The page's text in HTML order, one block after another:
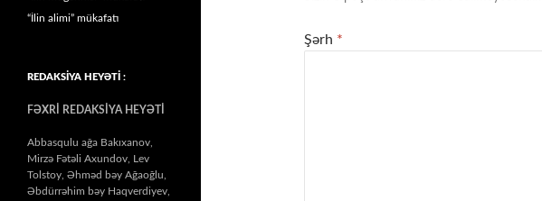
Şərh *
“İlin alimi” mükafatı
REDAKSİYA HEYƏTİ :
FƏXRİ REDAKSİYA HEYƏTİ
Abbasqulu ağa Bakıxanov,
Mirzə Fətəli Axundov, Lev
Tolstoy, Əhməd bəy Ağaoğlu,
Əbdürrəhim bəy Haqverdiyev,